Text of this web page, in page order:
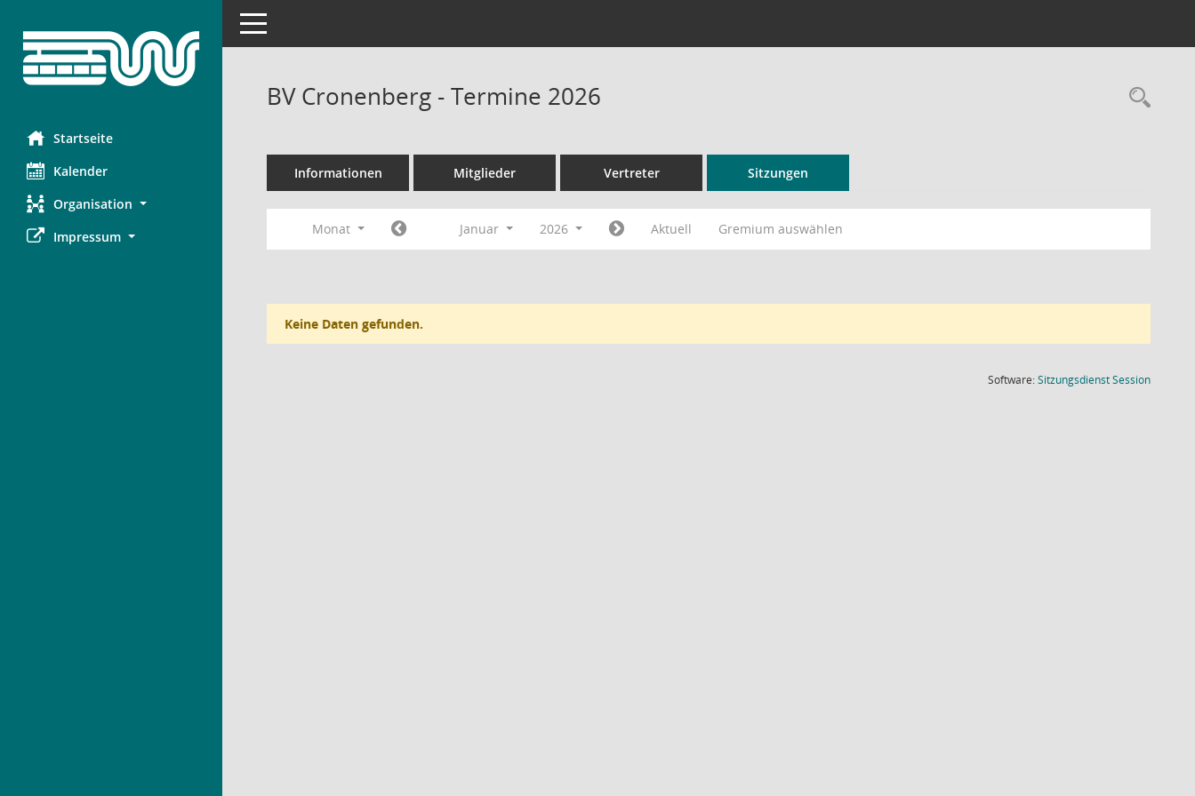
Startseite
Kalender
Organisation
Impressum
Toggle navigation
BV Cronenberg - Termine 2026
Informationen Mitglieder Vertreter Sitzungen
Monat Januar 2026 Aktuell Gremium auswählen
Keine Daten gefunden.
Software:SitzungsdienstSession(Wird in